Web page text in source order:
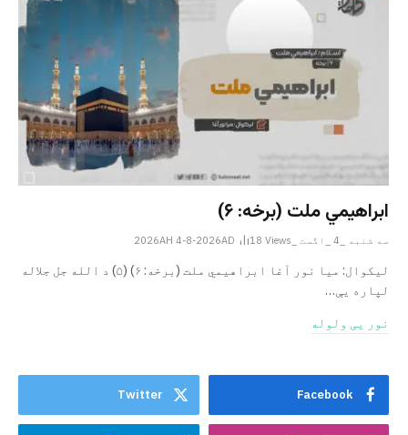
ابراهيمي ملت (برخه: ۶)
سه شنبه _4 _اگست _2026AH 4-8-2026AD 18 Views
ليکوال: میا نور آغا ابراهيمي ملت (برخه: ۶) (۵) د الله جل جلاله
لپاره یې…
نور یی ولوله
Facebook
Twitter